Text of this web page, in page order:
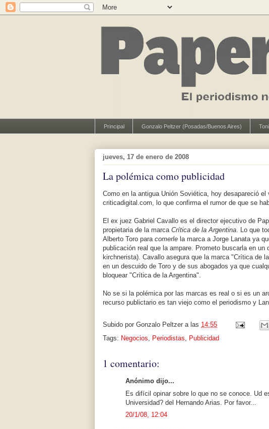
Principal Gonzalo Peltzer (Posadas/Buenos Aires)
jueves, 17 de enero de 2008
La polémica como publicidad
Como en la antigua Unión Soviética, hoy desapareció
criticadigital.com, lo que confirma el rumor de que se
El ex juez Gabriel Cavallo es el director ejecutivo de
propietaria de la marca Crítica de la Argentina. Lo que
Alberto Toro para comerle la marca a Jorge Lanata ya
publicación real que la ampare. Prometo buscarla en
kirchnerista). Cavallo asegura que la marca "Crítica de
en un descuido de Toro y de sus abogados ya que
bloquear "Crítica de la Argentina".
No se si la polémica por las marcas es real o si es un
recurso publictario es tan viejo como el periodismo y
Subido por Gonzalo Peltzer a las 14:55
Tags: Negocios, Periodistas, Publicidad
1 comentario:
Anónimo dijo...
Es difícil opinar sobre lo que no se conoce. Ud
Universidad? del Hernando Arias. Por favor...
20/1/08, 12:04